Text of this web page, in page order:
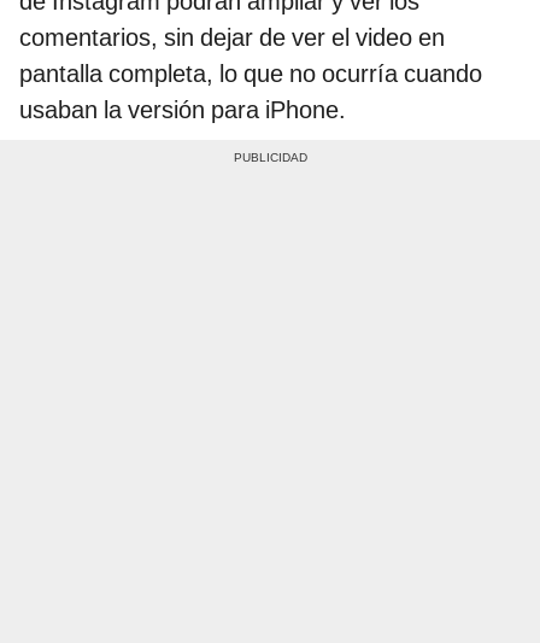
comentarios, sin dejar de ver el video en
pantalla completa, lo que no ocurría cuando
usaban la versión para iPhone.